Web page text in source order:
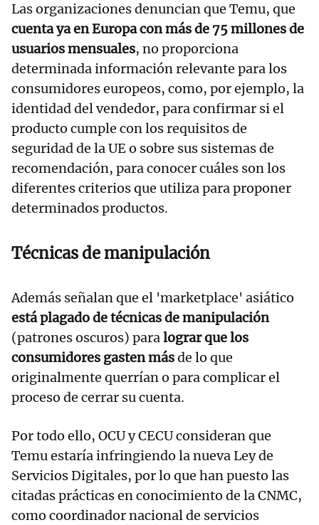
Las organizaciones denuncian que Temu, que
cuenta ya en Europa con más de 75 millones de
usuarios mensuales, no proporciona
determinada información relevante para los
consumidores europeos, como, por ejemplo, la
identidad del vendedor, para confirmar si el
producto cumple con los requisitos de
seguridad de la UE o sobre sus sistemas de
recomendación, para conocer cuáles son los
diferentes criterios que utiliza para proponer
determinados productos.
Técnicas de manipulación
Además señalan que el 'marketplace' asiático
está plagado de técnicas de manipulación
(patrones oscuros) paralograr que los
consumidores gasten másde lo que
originalmente querrían o para complicar el
proceso de cerrar su cuenta.
Por todo ello, OCU y CECU consideran que
Temu estaría infringiendo la nueva Ley de
Servicios Digitales, por lo que han puesto las
citadas prácticas en conocimiento de la CNMC,
como coordinador nacional de servicios